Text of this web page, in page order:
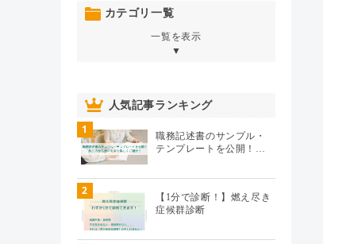
カテゴリ一覧
一覧を表示
▼
人材育成・開発・研修 （106）
エンゲージメント（104）
人気記事ランキング
1
職務記述書のサンプル・
テンプレートを公開！…
2
【1分で診断！】燃え尽き
症候群診断